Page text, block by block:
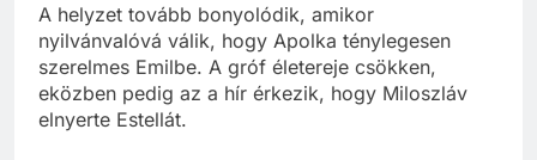
A helyzet tovább bonyolódik, amikor
nyilvánvalóvá válik, hogy Apolka ténylegesen
szerelmes Emilbe. A gróf életereje csökken,
eközben pedig az a hír érkezik, hogy Miloszláv
elnyerte Estellát.